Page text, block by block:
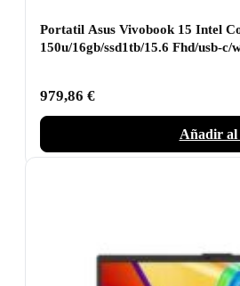
Portatil Asus Vivobook 15 Intel
150u/16gb/ssd1tb/15.6 Fhd/usb-c/
979,86 €
Añadir